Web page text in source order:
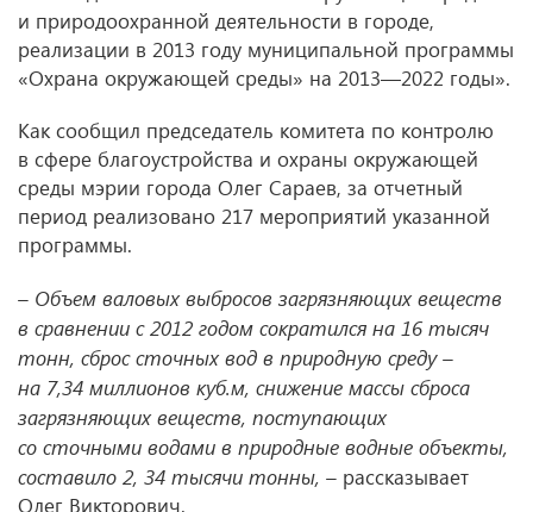
и природоохранной деятельности в городе,
реализации в 2013 году муниципальной программы
«Охрана окружающей среды» на 2013—2022 годы».
Как сообщил председатель комитета по контролю
в сфере благоустройства и охраны окружающей
среды мэрии города Олег Сараев, за отчетный
период реализовано 217 мероприятий указанной
программы.
– Объем валовых выбросов загрязняющих веществ
в сравнении с 2012 годом сократился на 16 тысяч
тонн, сброс сточных вод в природную среду –
на 7,34 миллионов куб.м, снижение массы сброса
загрязняющих веществ, поступающих
со сточными водами в природные водные объекты,
составило 2, 34 тысячи тонны, – рассказывает
Олег Викторович.